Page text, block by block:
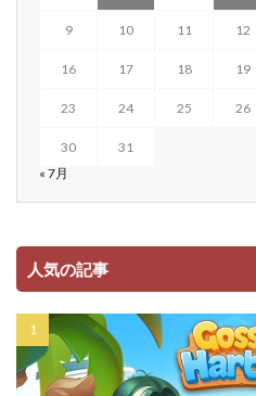
9 10 11 12
16 17 18 19
23 24 25 26
30
31
« 7月
人気の記事